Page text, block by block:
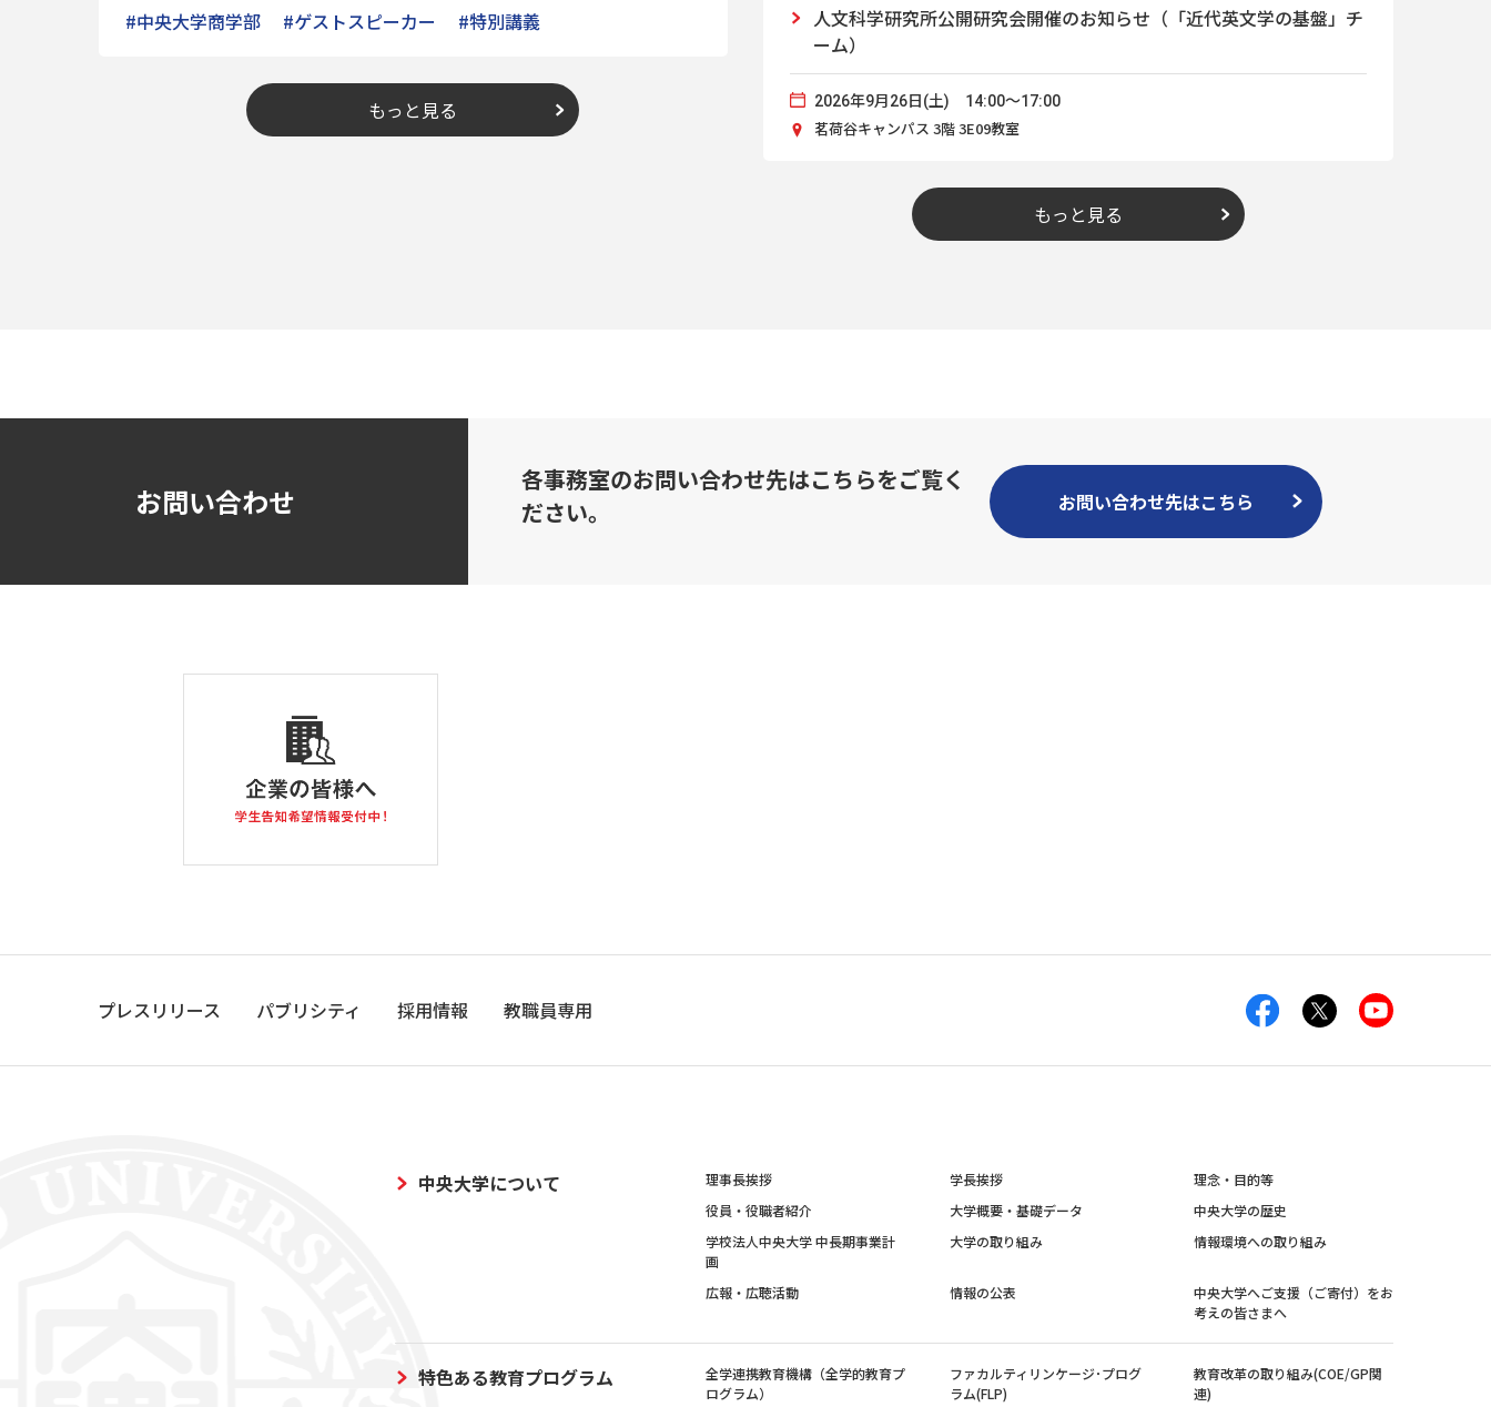
#中央大学商学部
#ゲストスピーカー #特別講義
もっと見る
人文科学研究所公開研究会開催のお知らせ（「近代英文学の基盤」チ
ーム）
2026年9月26日(土) 14:00～17:00
茗荷谷キャンパス 3階 3E09教室
もっと見る
お問い合わせ
各事務室のお問い合わせ先はこちらをご覧く
ださい。
お問い合わせ先はこちら
プレスリリース パブリシティ 採用情報 教職員専用
中央大学について 理事長挨拶 学長挨拶
理念・目的等
役員・役職者紹介
大学概要・基礎データ
中央大学の歴史
学校法人中央大学 中長期事業計
画
大学の取り組み 情報環境への取り組み
広報・広聴活動 情報の公表
中央大学へご支援（ご寄付）をお
考えの皆さまへ
特色ある教育プログラム
全学連携教育機構（全学的教育プ
ログラム）
ファカルティリンケージ･プログ
ラム(FLP)
教育改革の取り組み(COE/GP関
連)